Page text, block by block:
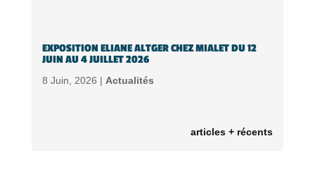
EXPOSITION ELIANE ALTGER CHEZ MIALET DU 12
JUIN AU 4 JUILLET 2026
8 Juin, 2026 | Actualités
articles + récents